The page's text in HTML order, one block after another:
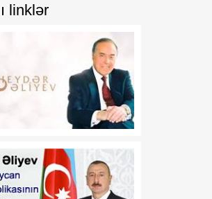
tədbirlər
çağırıb
17:20
08 Avqust
- Strateji
Xartiyası
17:15
linklər